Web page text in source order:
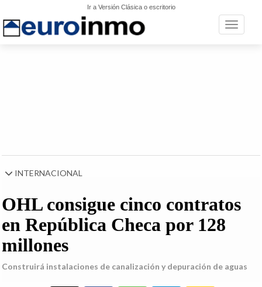
Ir a Versión Clásica o escritorio
Toggle
INTERNACIONAL
OHL consigue cinco contratos
en República Checa por 128
millones
Construirá instalaciones de canalización y depuración de aguas